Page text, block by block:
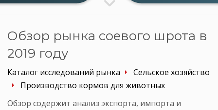
Обзор рынка соевого шрота в
2019 году
Каталог исследований рынка
Сельское хозяйство
Производство кормов для животных
Обзор содержит анализ экспорта, импорта и